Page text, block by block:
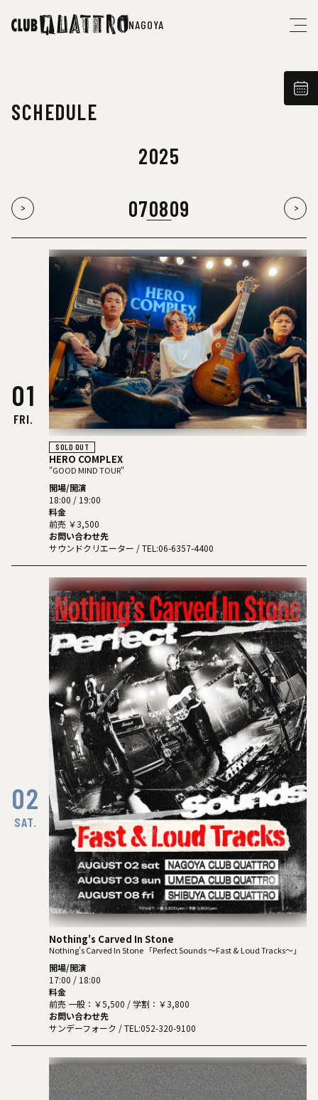
NAGOYA
SCHEDULE
2025
070809
01
FRI.
SOLD OUT
HERO COMPLEX
"GOOD MIND TOUR"
開場/開演
18:00 / 19:00
料金
前売 ￥3,500
お問い合わせ先
サウンドクリエーター / TEL:06-6357-4400
02
SAT.
Nothing's Carved In Stone
Nothing's Carved In Stone 「Perfect Sounds ～Fast & Loud Tracks～」
開場/開演
17:00 / 18:00
料金
前売 一般：￥5,500 / 学割：￥3,800
お問い合わせ先
サンデーフォーク / TEL:052-320-9100